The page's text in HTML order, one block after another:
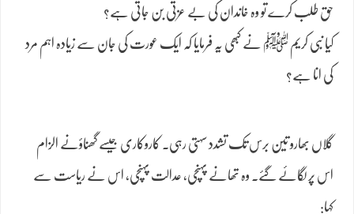
حق طلب کرے تو وہ خاندان کی بے عزتی بن جاتی ہے؟
کیا نبی کریم ﷺ نے کبھی یہ فرمایا کہ ایک عورت کی جان سے زیادہ اہم مرد
کی انا ہے؟
گلاں بھارو تین برس تک تشدد سہتی رہی۔ کاروکاری جیسے گھناؤنے الزام
اس پر لگائے گئے۔ وہ تھانے پہنچی، عدالت پہنچی، اس نے ریاست سے
کہا: